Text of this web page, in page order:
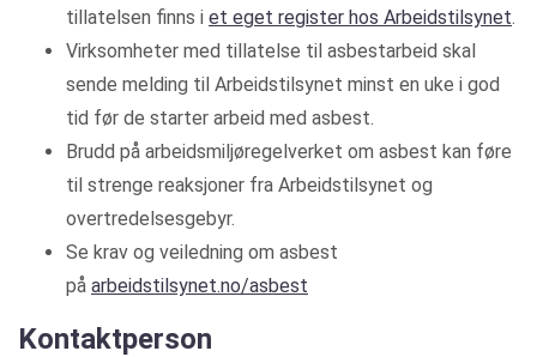
tillatelsen finns i et eget register hos Arbeidstilsynet.
Virksomheter med tillatelse til asbestarbeid skal
sende melding til Arbeidstilsynet minst en uke i god
tid før de starter arbeid med asbest.
Brudd på arbeidsmiljøregelverket om asbest kan føre
til strenge reaksjoner fra Arbeidstilsynet og
overtredelsesgebyr.
Se krav og veiledning om asbest
på arbeidstilsynet.no/asbest
Kontaktperson